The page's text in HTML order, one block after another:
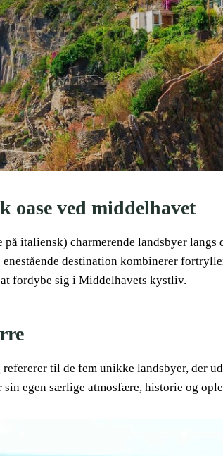
oase ved middelhavet
italiensk) charmerende landsbyer langs
destination kombinerer
fordybe sig i Middelhavets kystliv.
til de fem unikke landsbyer, der
egen særlige atmosfære, historie og